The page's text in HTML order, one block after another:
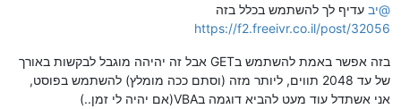
@יב עדיף לך להשתמש בכלל בזה
https://f2.freeivr.co.il/post/32056
בזה אפשר באמת להשתמש בGET אבל זה יהיהה מוגבל לבקשות באורך
של עד 2048 תווים, ליותר מזה (וסתם ככה מומלץ) להשתמש בפוסט,
אני אשתדל עוד מעט להביא דוגמה בVBA(אם יהיה לי זמן..)